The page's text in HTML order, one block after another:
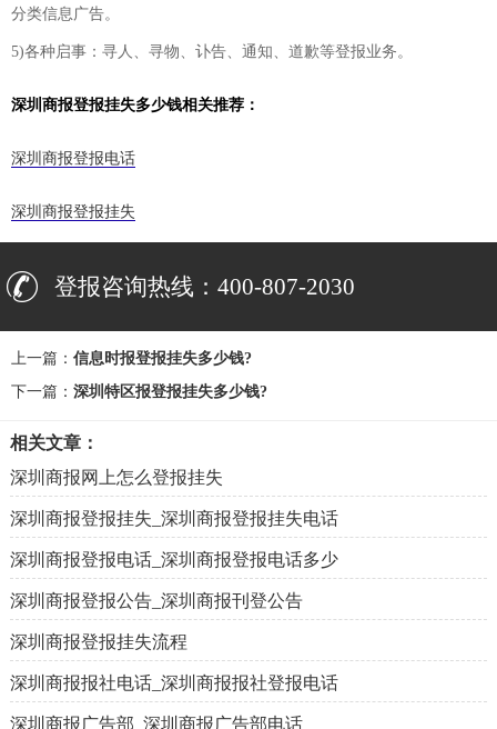
分类信息广告。
5)各种启事：寻人、寻物、讣告、通知、道歉等登报业务。
深圳商报登报挂失多少钱相关推荐：
深圳商报登报电话
深圳商报登报挂失
登报咨询热线：400-807-2030
上一篇： 信息时报登报挂失多少钱?
下一篇： 深圳特区报登报挂失多少钱?
相关文章：
深圳商报网上怎么登报挂失
深圳商报登报挂失_深圳商报登报挂失电话
深圳商报登报电话_深圳商报登报电话多少
深圳商报登报公告_深圳商报刊登公告
深圳商报登报挂失流程
深圳商报报社电话_深圳商报报社登报电话
深圳商报广告部_深圳商报广告部电话